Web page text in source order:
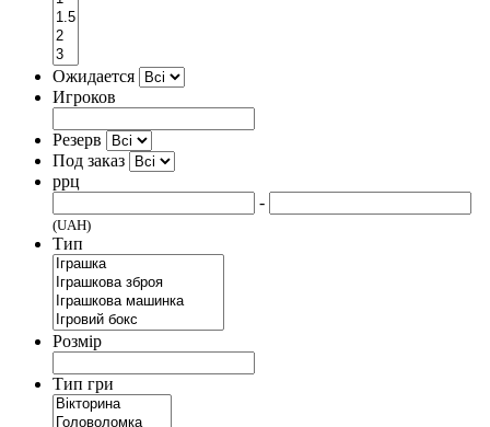
Ожидается
Игроков
Резерв
Под заказ
ррц
-
(UAH)
Тип
Розмір
Тип гри